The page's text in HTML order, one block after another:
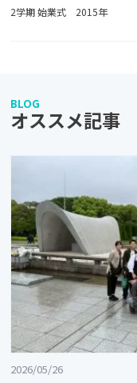
2学期 始業式 2015年
BLOG
オススメ記事
2026/05/26